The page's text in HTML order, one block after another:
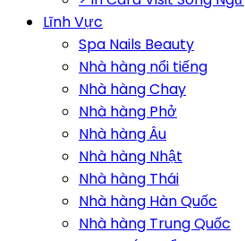
Lĩnh Vực
Spa Nails Beauty
Nhà hàng nổi tiếng
Nhà hàng Chay
Nhà hàng Phở
Nhà hàng Âu
Nhà hàng Nhật
Nhà hàng Thái
Nhà hàng Hàn Quốc
Nhà hàng Trung Quốc